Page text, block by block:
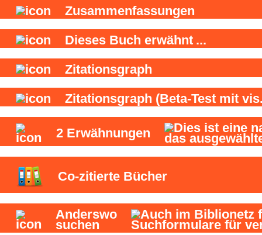
Zusammenfassungen
Dieses Buch erwähnt ...
Zitationsgraph
Zitationsgraph (Beta-Test mit
2 Erwähnungen
Co-zitierte Bücher
Anderswo
suchen